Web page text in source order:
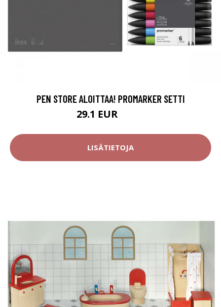
PEN STORE ALOITTAA! PROMARKER SETTI
29.1 EUR
LISÄTIETOJA